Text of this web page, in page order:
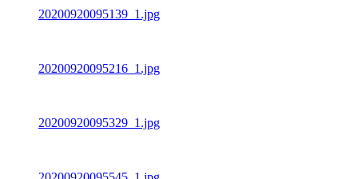
20200920095139_1.jpg
20200920095216_1.jpg
20200920095329_1.jpg